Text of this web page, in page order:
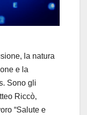
la natura
e la
Sono gli
Riccò,
“Salute e